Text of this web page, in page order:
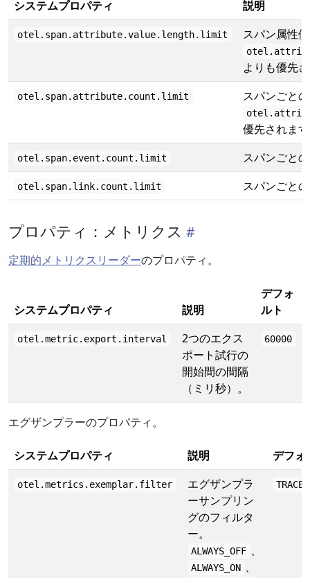
システムプロパティ 説明
otel.span.attribute.value.length.limit スパン属性
よりも優先
otel.span.attribute.count.limit スパンごと
優先されま
otel.span.event.count.limit スパンごと
otel.span.link.count.limit スパンごと
プロパティ：メトリクス
定期的メトリクスリーダーのプロパティ。
システムプロパティ 説明
デフォ
ルト
otel.metric.export.interval
2つのエクス
ポート試行の
開始間の間隔
（ミリ秒）。
60000
エグザンプラーのプロパティ。
システムプロパティ 説明 デフォ
otel.metrics.exemplar.filter
エグザンプラ
ーサンプリン
グのフィルタ
ー。
ALWAYS_OFF 、
ALWAYS_ON 、